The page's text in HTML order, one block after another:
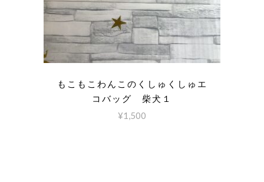
もこもこわんこのくしゅくしゅエ
コバッグ 柴犬１
¥1,500